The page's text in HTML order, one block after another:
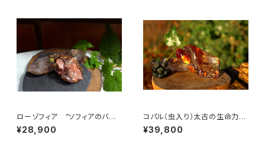
ローゾフィア ”ソフィアのバラ”
世界の調和、愛、美の意識、真実
¥28,900
コパル（虫入り）太古の生命力
集中力 粘り強さ 邪気を払う
¥39,800